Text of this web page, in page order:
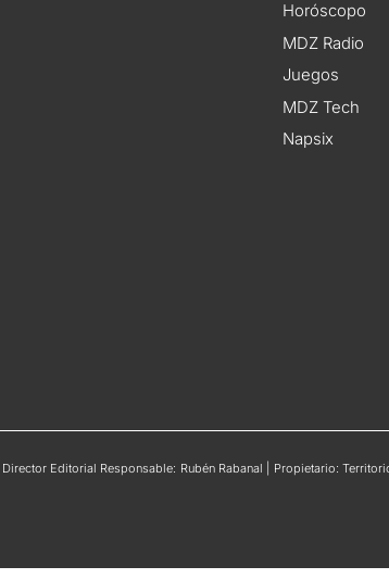
Horóscopo
MDZ Radio
Juegos
MDZ Tech
Napsix
Editorial Responsable: Rubén Rabanal | Propietario: